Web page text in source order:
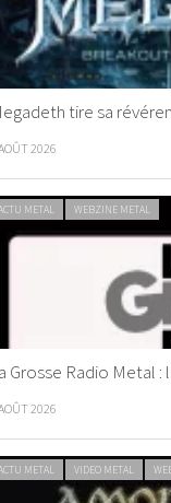
tire sa
2026
METAL WEBZINE METAL
Grosse Radio Metal :
2026
METAL VIDEO METAL